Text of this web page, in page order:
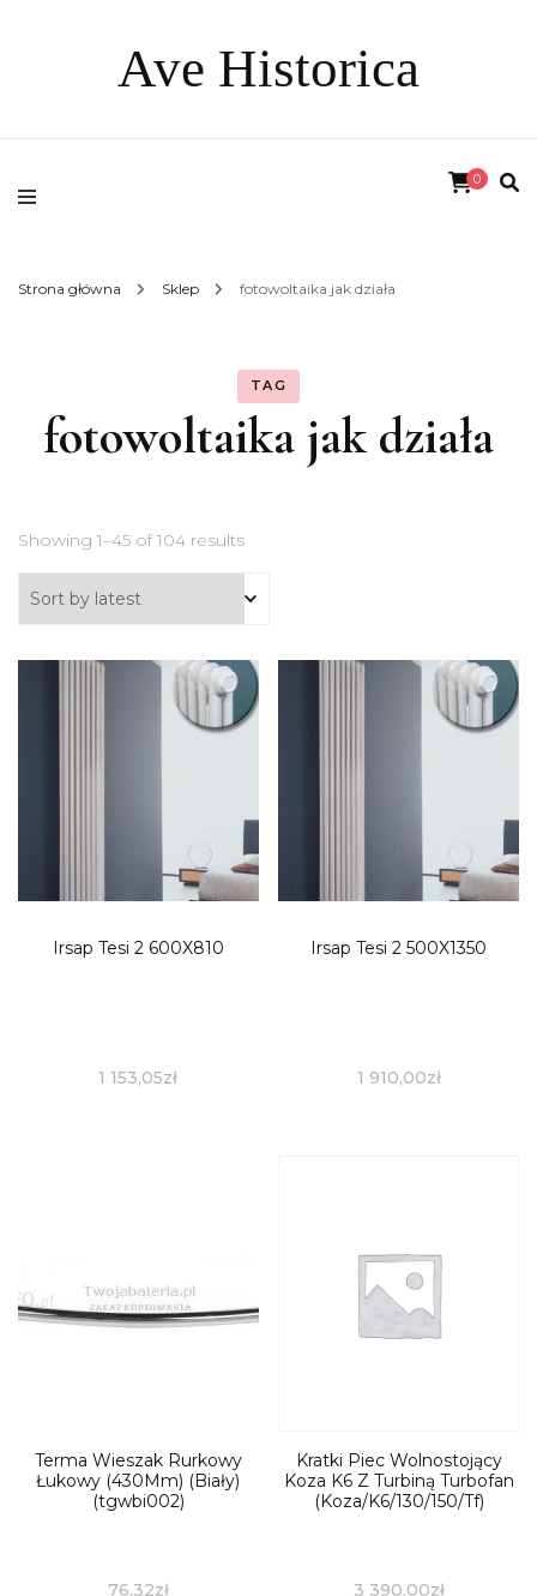
Ave Historica
0
Strona główna Sklep fotowoltaika jak działa
TAG
fotowoltaika jak działa
Showing 1–45 of 104 results
Irsap Tesi 2 600X810
1 153,05zł
Irsap Tesi 2 500X1350
1 910,00zł
Terma Wieszak Rurkowy
Łukowy (430Mm) (Biały)
(tgwbi002)
76,32zł
Kratki Piec Wolnostojący
Koza K6 Z Turbiną Turbofan
(Koza/K6/130/150/Tf)
3 390,00zł